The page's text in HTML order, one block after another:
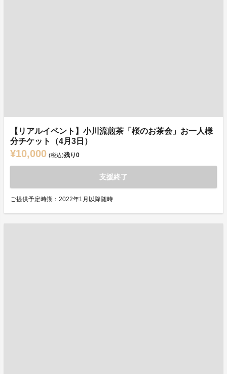
【リアルイベント】小川流煎茶「桜のお茶会」お一人様
分チケット（4月3日）
¥10,000 (税込)残り0
支援終了
ご提供予定時期：2022年1月以降随時